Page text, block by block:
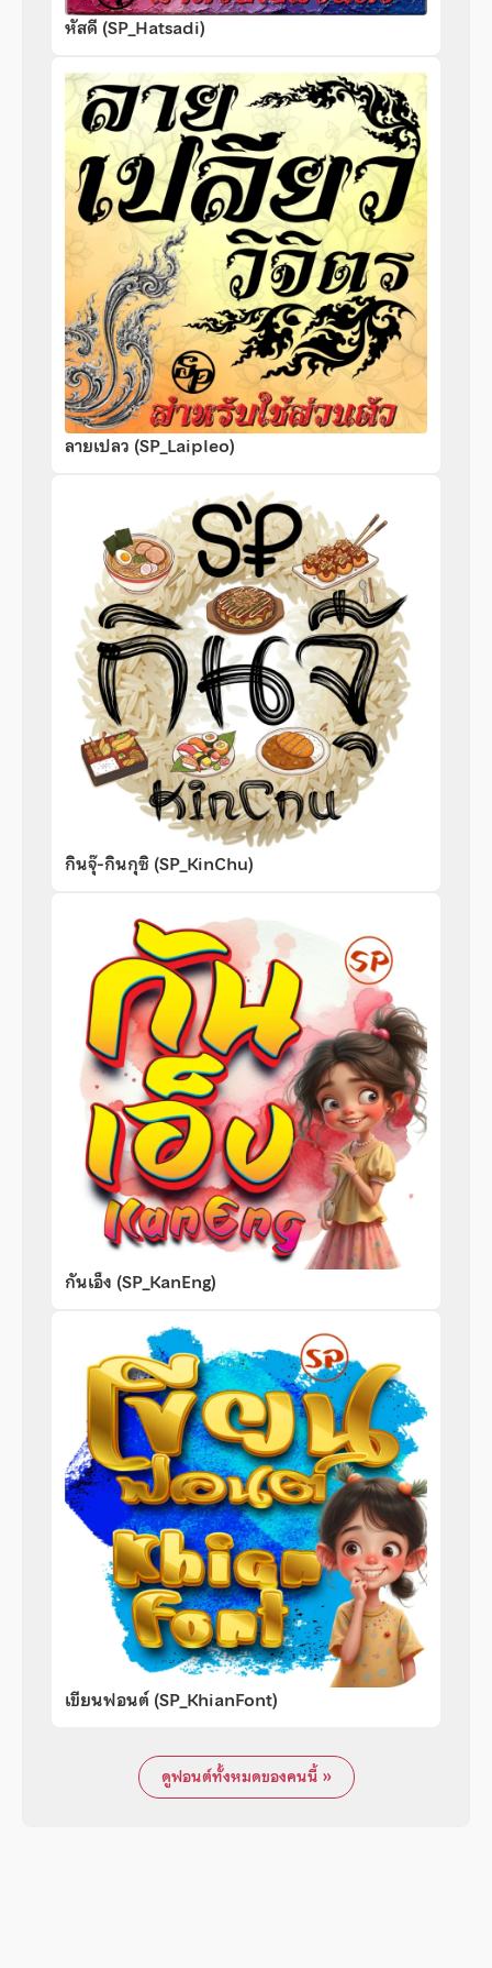
หัสดี (SP_Hatsadi)
ลายเปลว (SP_Laipleo)
กินจุ๊-กินกุซิ (SP_KinChu)
กันเอ็ง (SP_KanEng)
เขียนฟอนต์ (SP_KhianFont)
ดูฟอนต์ทั้งหมดของคนนี้ »